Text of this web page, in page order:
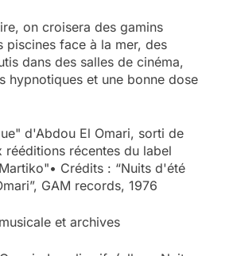
on croisera des gamins
piscines face à la mer, des
dans des salles de cinéma,
hypnotiques et une bonne dose
d'Abdou El Omari, sorti de
récentes du label
Crédits : “Nuits d'été
GAM records, 1976
et archives